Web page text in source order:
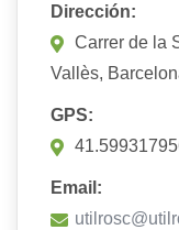
Dirección:
Carrer de la
Vallès,
GPS:
Email: